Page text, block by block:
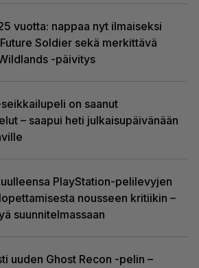
vuotta: nappaa nyt ilmaiseksi
Soldier sekä merkittävä
-päivitys
seikkailupeli on saanut
– saapui heti julkaisupäivänään
PlayStation-pelilevyjen
nousseen kritiikin –
suunnitelmassaan
uuden Ghost Recon -pelin –